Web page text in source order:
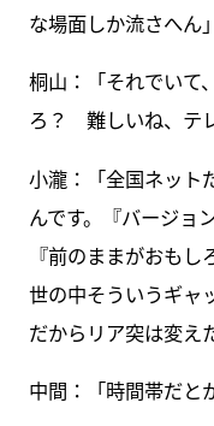
な場面しか流さへん」
桐山：「それでいて
ろ？ 難しいね、テ
小瀧：「全国ネット
んです。『バージョ
『前のままがおも
世の中そういうギャ
だからリア突は変え
中間：「時間帯だと